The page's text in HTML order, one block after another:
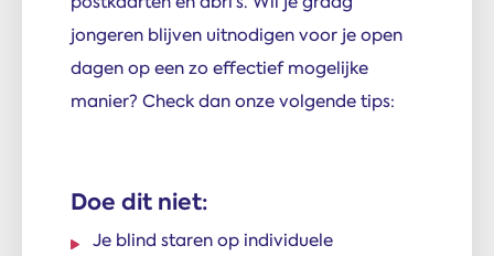
jongeren blijven uitnodigen voor je open
dagen op een zo effectief mogelijke
manier? Check dan onze volgende tips:
Doe dit niet:
Je blind staren op individuele